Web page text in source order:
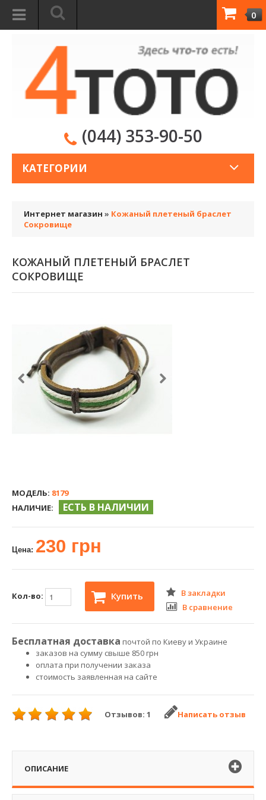
0
(044) 353-90-50
КАТЕГОРИИ
Интернет магазин » Кожаный плетеный браслет
Сокровище
КОЖАНЫЙ ПЛЕТЕНЫЙ БРАСЛЕТ
СОКРОВИЩЕ
МОДЕЛЬ: 8179
НАЛИЧИЕ:
ЕСТЬ В НАЛИЧИИ
Цена: 230 грн
Кол-во: Купить
В закладки
В сравнение
Бесплатная доставка почтой по Киеву и Украине
заказов на сумму свыше 850 грн
оплата при получении заказа
стоимость заявленная на сайте
Отзывов: 1 Написать отзыв
ОПИСАНИЕ